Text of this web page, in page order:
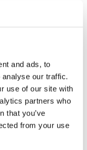
and ads, to
our traffic.
use of our site with
partners who
that you’ve
from your use
cups in
achterpand voor
bedekking